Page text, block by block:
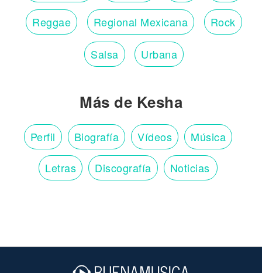
Reggae Regional Mexicana Rock
Salsa Urbana
Más de Kesha
Perfil Biografía Vídeos Música
Letras Discografía Noticias